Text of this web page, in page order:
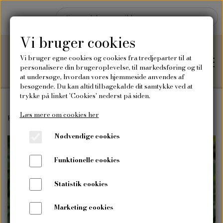
Hjem
Blog
Om mig
Forside Frø Blomsterfrø
Vi bruger cookies
Vi bruger egne cookies og cookies fra tredjeparter til at
personalisere din brugeroplevelse, til markedsføring og til
at undersøge, hvordan vores hjemmeside anvendes af
besøgende. Du kan altid tilbagekalde dit samtykke ved at
trykke på linket 'Cookies' nederst på siden.
Læs mere om cookies her
Nødvendige cookies
Funktionelle cookies
Statistik cookies
Marketing cookies